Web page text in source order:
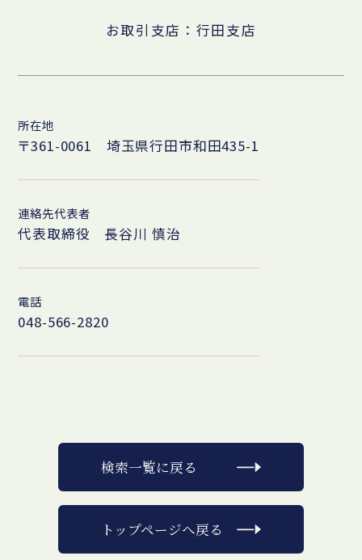
お取引支店：行田支店
所在地
〒361-0061 埼玉県行田市和田435-1
連絡先代表者
代表取締役 長谷川 慎治
電話
048-566-2820
検索一覧に戻る
トップページへ戻る